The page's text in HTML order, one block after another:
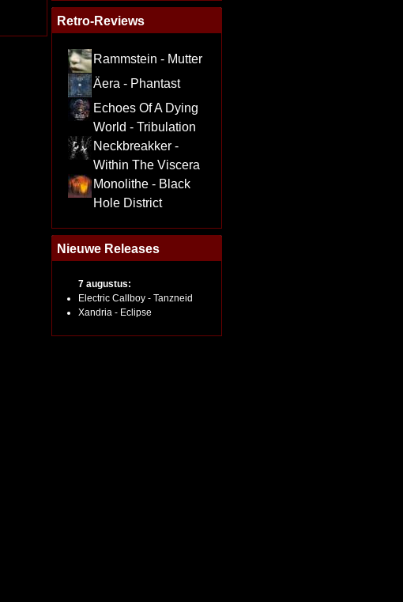
Retro-Reviews
Rammstein - Mutter
Äera - Phantast
Echoes Of A Dying
World - Tribulation
Neckbreakker -
Within The Viscera
Monolithe - Black
Hole District
Nieuwe Releases
7 augustus:
Electric Callboy - Tanzneid
Xandria - Eclipse